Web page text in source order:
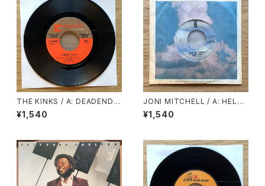
THE KINKS / A: DEADEND S
TREET / B: SUNNY AFTERN
OON
¥1,540
JONI MITCHELL / A: HELP
ME / B: JUST LIKE THIS TR
AIN
¥1,540